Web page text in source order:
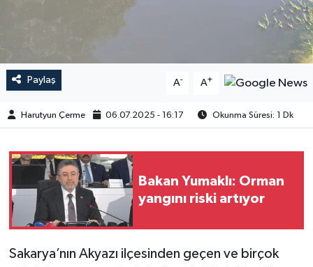
Paylaş A- A+
Harutyun Çerme 06.07.2025 - 16:17 Okunma Süresi: 1 Dk
Bakan Yumaklı: Orman
yangını riski artıyor
Sakarya’nın Akyazı ilçesinden geçen ve birçok